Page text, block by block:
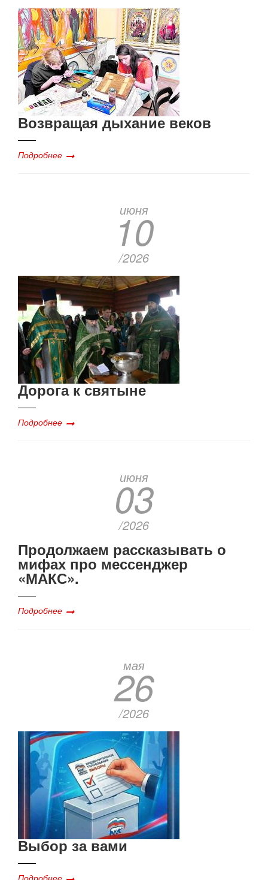
Возвращая дыхание веков
Подробнее
июня
10
/2026
Дорога к святыне
Подробнее
июня
03
/2026
Продолжаем рассказывать о
мифах про мессенджер
«МАКС».
Подробнее
мая
26
/2026
Выбор за вами